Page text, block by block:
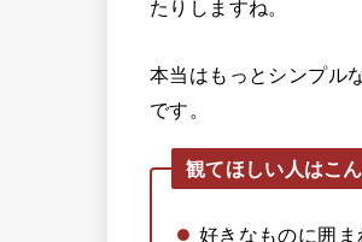
たりしますね。
本当はもっとシンプル
です。
観てほしい人はこ
好きなものに囲ま